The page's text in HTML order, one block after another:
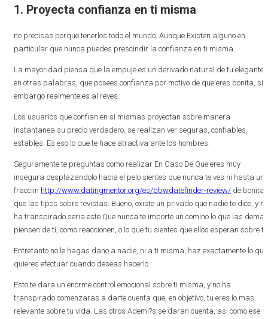
1. Proyecta confianza en ti misma
no precisas porque tenerlos todo el mundo. Aunque Existen alguno en
particular que nunca puedes prescindir la confianza en ti misma.
La mayoridad piensa que la empuje es un derivado natural de tu elegante,
en otras palabras, que posees confianza por motivo de que eres bonita, sin
embargo realmente es al reves.
Los usuarios que confian en si mismas proyectan sobre manera
instantanea su precio verdadero, se realizan ver seguras, confiables,
estables. Es eso lo que te hace atractiva ante los hombres.
Seguramente te preguntas como realizar En Caso De Que eres muy
insegura desplazandolo hacia el pelo sientes que nunca te ves ni hasta
fracciin http://www.datingmentor.org/es/bbwdatefinder-review/ de bonita
que las tipos sobre revistas. Bueno, existe un privado que nadie te dice, y no
ha transpirado seri­a este Que nunca te importe un comino lo que las demas
piensen de ti, como reaccionen, o lo que tu sientes que ellos esperan sobre ti.
Entretanto no le hagas dano a nadie, ni a ti misma, haz exactamente lo que
quieres efectuar cuando deseas hacerlo.
Esto te dara un enorme control emocional sobre ti misma, y no ha
transpirado comenzaras a darte cuenta que, en objetivo, tu eres lo mas
relevante sobre tu vida. Las otros Ademi?s se daran cuenta, asi­ como ese